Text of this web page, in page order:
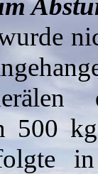
500